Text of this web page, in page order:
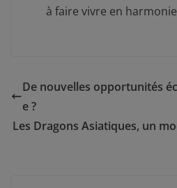
à faire vivre en
De nouvelles opportunités
e ?
Les Dragons Asiatiques, un